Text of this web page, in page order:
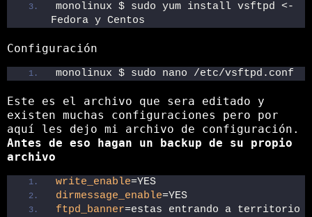
monolinux $ sudo yum install vsftpd <-
Fedora y Centos
Configuración
monolinux $ sudo nano /etc/vsftpd.conf
Este es el archivo que sera editado y
existen muchas configuraciones pero por
aquí les dejo mi archivo de configuración.
Antes de eso hagan un backup de su propio
archivo
write_enable=YES
dirmessage_enable=YES
ftpd_banner=estas entrando a territorio